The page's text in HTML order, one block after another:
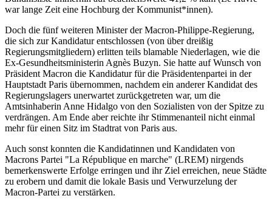
war lange Zeit eine Hochburg der Kommunist*innen).
Doch die fünf weiteren Minister der Macron-Philippe-Regierung,
die sich zur Kandidatur entschlossen (von über dreißig
Regierungsmitgliedern) erlitten teils blamable Niederlagen, wie die
Ex-Gesundheitsministerin Agnès Buzyn. Sie hatte auf Wunsch von
Präsident Macron die Kandidatur für die Präsidentenpartei in der
Hauptstadt Paris übernommen, nachdem ein anderer Kandidat des
Regierungslagers unerwartet zurückgetreten war, um die
Amtsinhaberin Anne Hidalgo von den Sozialisten von der Spitze zu
verdrängen. Am Ende aber reichte ihr Stimmenanteil nicht einmal
mehr für einen Sitz im Stadtrat von Paris aus.
Auch sonst konnten die Kandidatinnen und Kandidaten von
Macrons Partei "La République en marche" (LREM) nirgends
bemerkenswerte Erfolge erringen und ihr Ziel erreichen, neue Städte
zu erobern und damit die lokale Basis und Verwurzelung der
Macron-Partei zu verstärken.